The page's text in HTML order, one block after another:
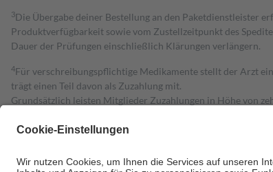
3Die Übergabe deiner Bestellung an den Paketdienstleister
Produktverfügbarkeit sowie vom Zustellzeitpunkt des
Dauer der Prüfungen einschließlich Klärungen verlängern.
4Für verschreibungspflichtige Medikamente stellt der Arzt
trägt einen Teil davon als Zuzahlung mit.
Grundsätzlich leisten Mitglieder Zuzahlungen in Höhe von
Diese Regeln gelten grundsätzlich auch für Online-Apotheken.
Um das Engagement der Versicherten für ihre eigene